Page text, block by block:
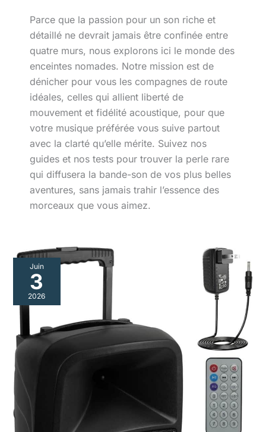
Parce que la passion pour un son riche et
détaillé ne devrait jamais être confinée entre
quatre murs, nous explorons ici le monde des
enceintes nomades. Notre mission est de
dénicher pour vous les compagnes de route
idéales, celles qui allient liberté de
mouvement et fidélité acoustique, pour que
votre musique préférée vous suive partout
avec la clarté qu’elle mérite. Suivez nos
guides et nos tests pour trouver la perle rare
qui diffusera la bande-son de vos plus belles
aventures, sans jamais trahir l’essence des
morceaux que vous aimez.
Juin
3
2026